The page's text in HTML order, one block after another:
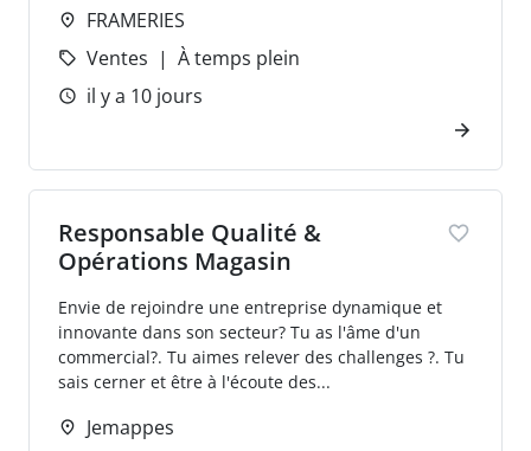
FRAMERIES
Ventes
À temps plein
il y a 10 jours
Responsable Qualité &
Opérations Magasin
Envie de rejoindre une entreprise dynamique et
innovante dans son secteur? Tu as l'âme d'un
commercial?. Tu aimes relever des challenges ?. Tu
sais cerner et être à l'écoute des...
Jemappes